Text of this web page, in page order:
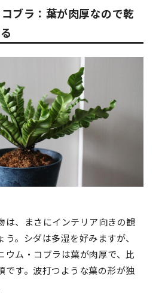
ブラ：葉が肉厚なので乾
は、まさにインテリア向きの観
。シダは多湿を好みますが、
ウム・コブラは葉が肉厚で、比
です。波打つような葉の形が独